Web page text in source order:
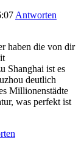
Antworten
haben die von dir
Shanghai ist es
deutlich
Millionenstädte
was perfekt ist